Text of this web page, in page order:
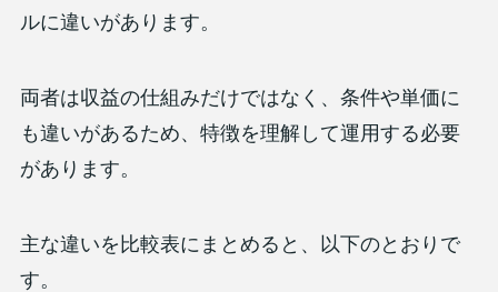
ルに違いがあります。
両者は収益の仕組みだけではなく、条件や単価に
も違いがあるため、特徴を理解して運用する必要
があります。
主な違いを比較表にまとめると、以下のとおりで
す。